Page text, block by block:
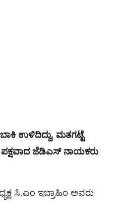
ಉಳಿದಿದ್ದು, ಮತಗಟ್ಟೆ
ಪಕ್ಷವಾದ ಜೆಡಿಎಸ್ ನಾಯಕರು
ಸಿ.ಎಂ ಇಬ್ರಾಹಿಂ ಅವರು